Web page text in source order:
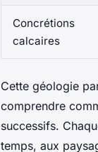
Concrétions
calcaires
Cette géologie
comprendre
successifs.
temps, aux